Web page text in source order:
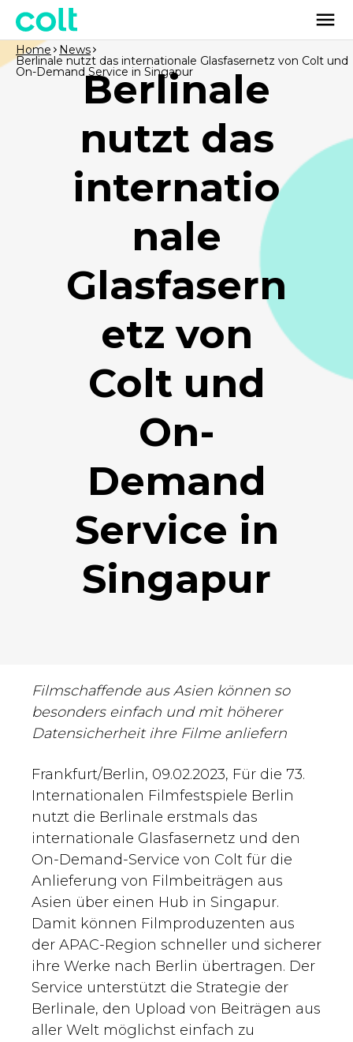
Berlinale
nutzt das
internatio
nale
Glasfasern
etz von
Colt und
On-
Demand
Service in
Singapur
Home News
Berlinale nutzt das internationale Glasfasernetz von Colt und
On-Demand Service in Singapur
Filmschaffende aus Asien können so
besonders einfach und mit höherer
Datensicherheit ihre Filme anliefern
Frankfurt/Berlin, 09.02.2023, Für die 73.
Internationalen Filmfestspiele Berlin
nutzt die Berlinale erstmals das
internationale Glasfasernetz und den
On-Demand-Service von Colt für die
Anlieferung von Filmbeiträgen aus
Asien über einen Hub in Singapur.
Damit können Filmproduzenten aus
der APAC-Region schneller und sicherer
ihre Werke nach Berlin übertragen. Der
Service unterstützt die Strategie der
Berlinale, den Upload von Beiträgen aus
aller Welt möglichst einfach zu